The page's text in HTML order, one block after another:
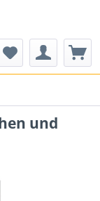
und